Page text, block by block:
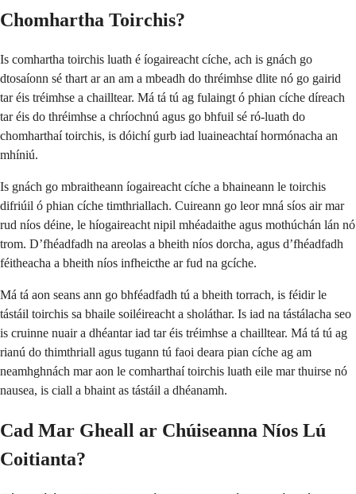
Chomhartha Toirchis?
Is comhartha toirchis luath é íogaireacht cíche, ach is gnách go
dtosaíonn sé thart ar an am a mbeadh do thréimhse dlite nó go gairid
tar éis tréimhse a chailltear. Má tá tú ag fulaingt ó phian cíche díreach
tar éis do thréimhse a chríochnú agus go bhfuil sé ró-luath do
chomharthaí toirchis, is dóichí gurb iad luaineachtaí hormónacha an
mhíniú.
Is gnách go mbraitheann íogaireacht cíche a bhaineann le toirchis
difriúil ó phian cíche timthriallach. Cuireann go leor mná síos air mar
rud níos déine, le híogaireacht nipil mhéadaithe agus mothúchán lán nó
trom. D’fhéadfadh na areolas a bheith níos dorcha, agus d’fhéadfadh
féitheacha a bheith níos infheicthe ar fud na gcíche.
Má tá aon seans ann go bhféadfadh tú a bheith torrach, is féidir le
tástáil toirchis sa bhaile soiléireacht a sholáthar. Is iad na tástálacha seo
is cruinne nuair a dhéantar iad tar éis tréimhse a chailltear. Má tá tú ag
rianú do thimthriall agus tugann tú faoi deara pian cíche ag am
neamhghnách mar aon le comharthaí toirchis luath eile mar thuirse nó
nausea, is ciall a bhaint as tástáil a dhéanamh.
Cad Mar Gheall ar Chúiseanna Níos Lú
Coitianta?